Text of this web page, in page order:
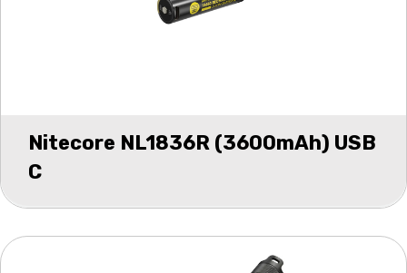
Nitecore NL1836R (3600mAh) USB
C